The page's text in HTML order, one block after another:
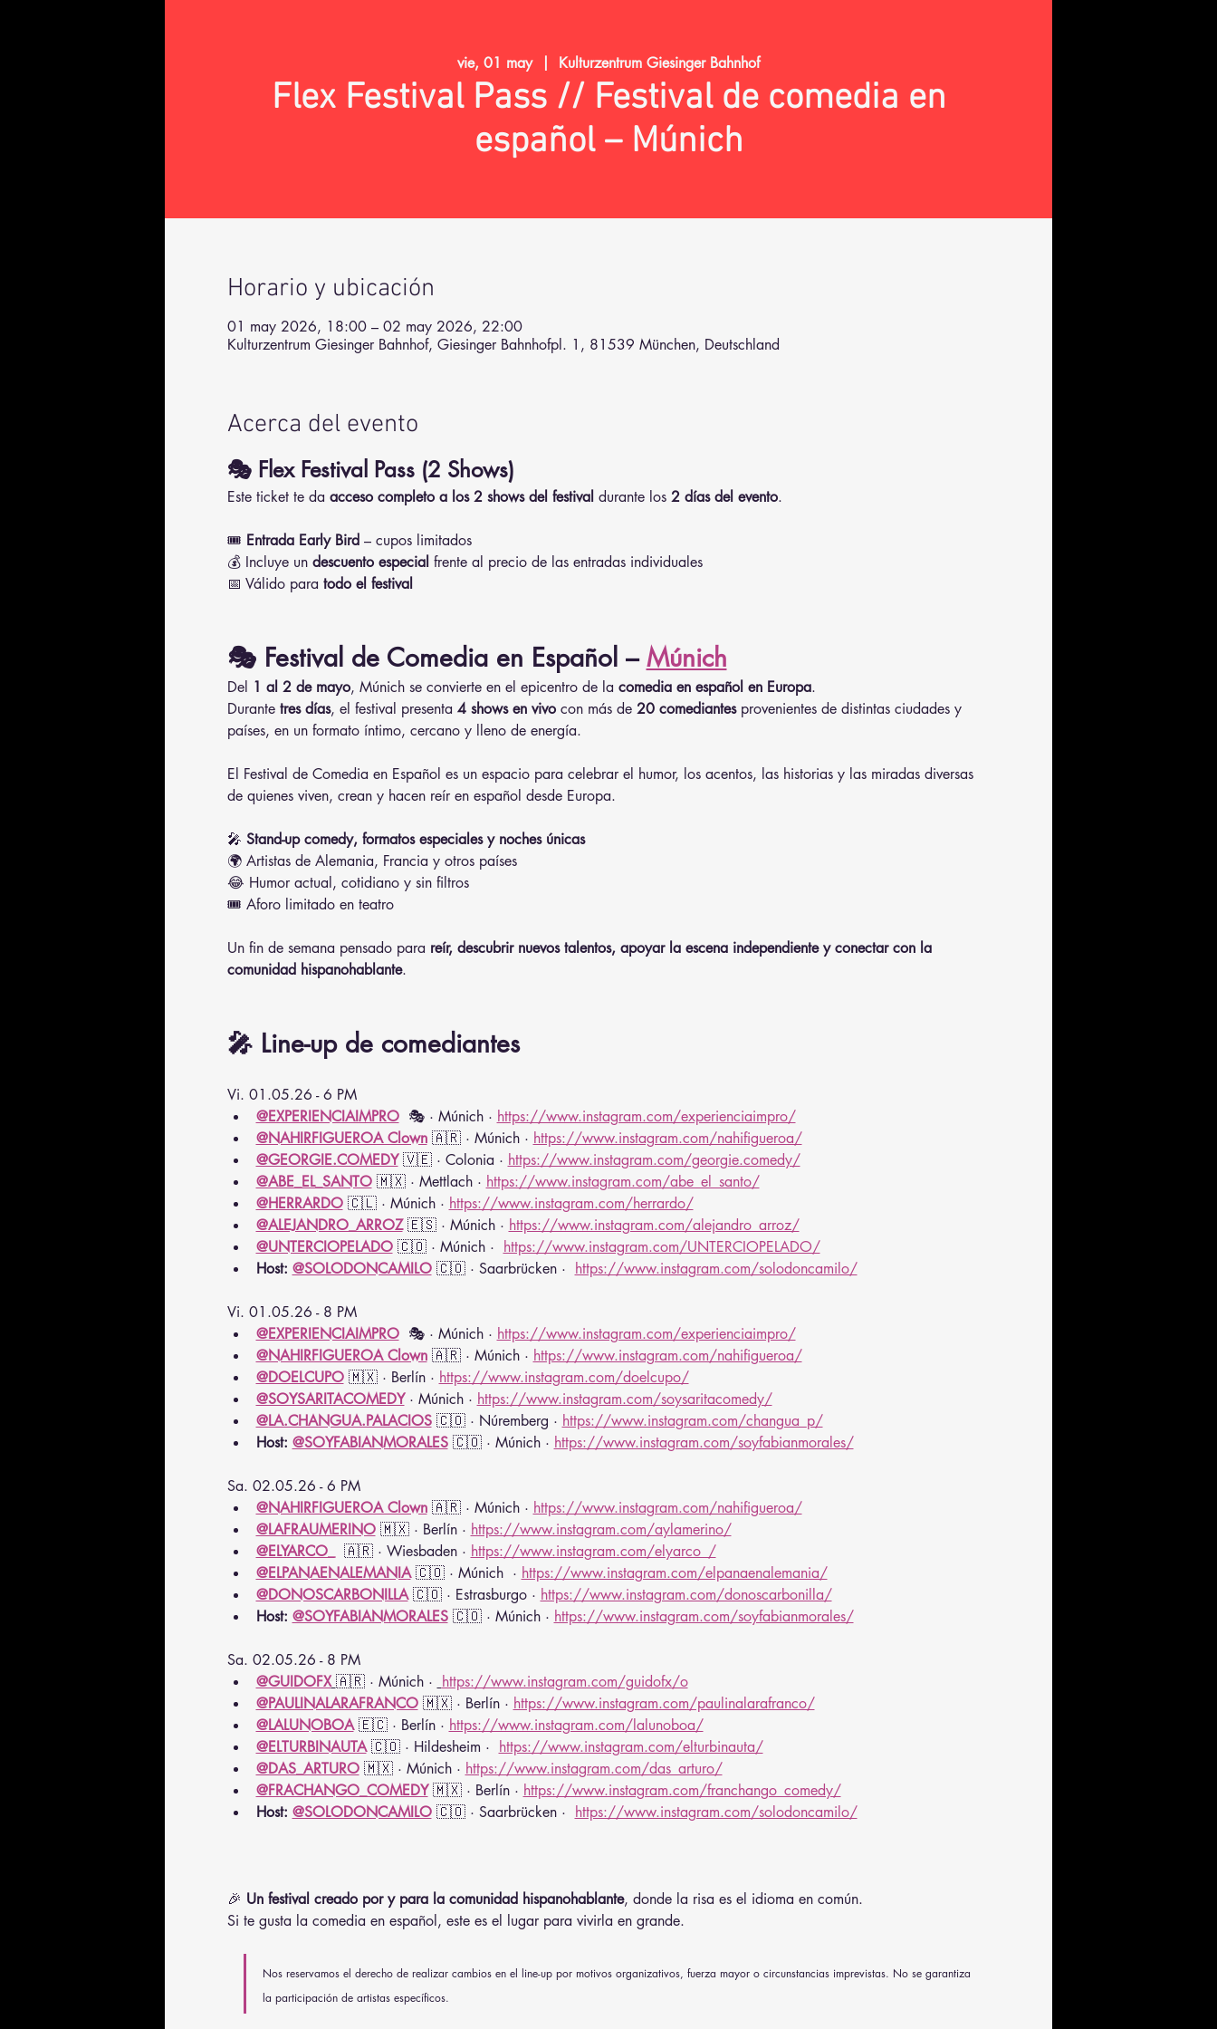
vie, 01 may
  |
Kulturzentrum Giesinger Bahnhof
Flex Festival Pass // Festival de comedia en
español – Múnich
Horario y ubicación
01 may 2026, 18:00 – 02 may 2026, 22:00
Kulturzentrum Giesinger Bahnhof, Giesinger Bahnhofpl. 1, 81539 München, Deutschland
Acerca del evento
🎭 Flex Festival Pass (2 Shows)
Este ticket te da acceso completo a los 2 shows del festival durante los 2 días del evento.
🎟️ Entrada Early Bird – cupos limitados
💰 Incluye un descuento especial frente al precio de las entradas individuales
📅 Válido para todo el festival
🎭 Festival de Comedia en Español – Múnich
Del 1 al 2 de mayo, Múnich se convierte en el epicentro de la comedia en español en Europa.
Durante tres días, el festival presenta 4 shows en vivo con más de 20 comediantes provenientes de distintas ciudades y
países, en un formato íntimo, cercano y lleno de energía.
El Festival de Comedia en Español es un espacio para celebrar el humor, los acentos, las historias y las miradas diversas
de quienes viven, crean y hacen reír en español desde Europa.
🎤 Stand-up comedy, formatos especiales y noches únicas
🌍 Artistas de Alemania, Francia y otros países
😂 Humor actual, cotidiano y sin filtros
🎟️ Aforo limitado en teatro
Un fin de semana pensado para reír, descubrir nuevos talentos, apoyar la escena independiente y conectar con la
comunidad hispanohablante.
🎤 Line-up de comediantes
Vi. 01.05.26 - 6 PM
@EXPERIENCIAIMPRO 🎭 · Múnich · https://www.instagram.com/experienciaimpro/
@NAHIRFIGUEROA Clown 🇦🇷 · Múnich · https://www.instagram.com/nahifigueroa/
@GEORGIE.COMEDY 🇻🇪 · Colonia · https://www.instagram.com/georgie.comedy/
@ABE_EL_SANTO 🇲🇽 · Mettlach · https://www.instagram.com/abe_el_santo/
@HERRARDO 🇨🇱 · Múnich · https://www.instagram.com/herrardo/
@ALEJANDRO_ARROZ 🇪🇸 · Múnich · https://www.instagram.com/alejandro_arroz/
@UNTERCIOPELADO 🇨🇴 · Múnich ·
https://www.instagram.com/UNTERCIOPELADO/
Host: @SOLODONCAMILO 🇨🇴 · Saarbrücken · https://www.instagram.com/solodoncamilo/
Vi. 01.05.26 - 8 PM
@EXPERIENCIAIMPRO 🎭 · Múnich · https://www.instagram.com/experienciaimpro/
@NAHIRFIGUEROA Clown 🇦🇷 · Múnich · https://www.instagram.com/nahifigueroa/
@DOELCUPO 🇲🇽 · Berlín · https://www.instagram.com/doelcupo/
@SOYSARITACOMEDY · Múnich · https://www.instagram.com/soysaritacomedy/
@LA.CHANGUA.PALACIOS 🇨🇴 · Núremberg · https://www.instagram.com/changua_p/
Host: @SOYFABIANMORALES 🇨🇴 · Múnich · https://www.instagram.com/soyfabianmorales/
Sa. 02.05.26 - 6 PM
@NAHIRFIGUEROA Clown 🇦🇷 · Múnich · https://www.instagram.com/nahifigueroa/
@LAFRAUMERINO 🇲🇽 · Berlín · https://www.instagram.com/aylamerino/
@ELYARCO_
🇦🇷 · Wiesbaden · https://www.instagram.com/elyarco_/
@ELPANAENALEMANIA 🇨🇴 · Múnich  · https://www.instagram.com/elpanaenalemania/
@DONOSCARBONILLA 🇨🇴 · Estrasburgo · https://www.instagram.com/donoscarbonilla/
Host: @SOYFABIANMORALES 🇨🇴 · Múnich · https://www.instagram.com/soyfabianmorales/
Sa. 02.05.26 - 8 PM
@GUIDOFX 🇦🇷 · Múnich ·
https://www.instagram.com/guidofx/o
@PAULINALARAFRANCO 🇲🇽 · Berlín · https://www.instagram.com/paulinalarafranco/
@LALUNOBOA 🇪🇨 · Berlín · https://www.instagram.com/lalunoboa/
@ELTURBINAUTA 🇨🇴 · Hildesheim ·
https://www.instagram.com/elturbinauta/
@DAS_ARTURO 🇲🇽 · Múnich · https://www.instagram.com/das_arturo/
@FRACHANGO_COMEDY 🇲🇽 · Berlín · https://www.instagram.com/franchango_comedy/
Host: @SOLODONCAMILO 🇨🇴 · Saarbrücken · https://www.instagram.com/solodoncamilo/
🎉 Un festival creado por y para la comunidad hispanohablante, donde la risa es el idioma en común.
Si te gusta la comedia en español, este es el lugar para vivirla en grande.
Nos reservamos el derecho de realizar cambios en el line-up por motivos organizativos, fuerza mayor o circunstancias imprevistas. No se garantiza
la participación de artistas específicos.